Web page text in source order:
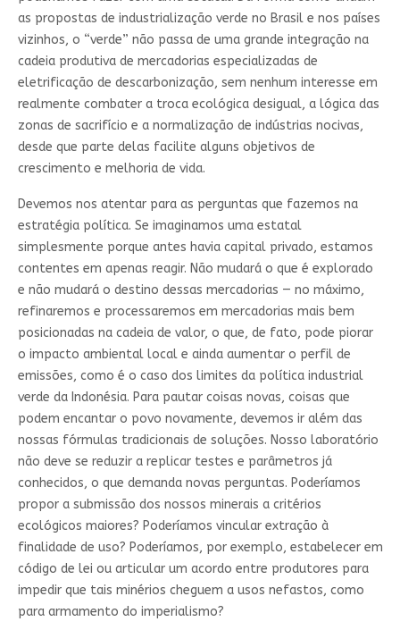
as propostas de industrialização verde no Brasil e nos países
vizinhos, o “verde” não passa de uma grande integração na
cadeia produtiva de mercadorias especializadas de
eletrificação de descarbonização, sem nenhum interesse em
realmente combater a troca ecológica desigual, a lógica das
zonas de sacrifício e a normalização de indústrias nocivas,
desde que parte delas facilite alguns objetivos de
crescimento e melhoria de vida.
Devemos nos atentar para as perguntas que fazemos na
estratégia política. Se imaginamos uma estatal
simplesmente porque antes havia capital privado, estamos
contentes em apenas reagir. Não mudará o que é explorado
e não mudará o destino dessas mercadorias — no máximo,
refinaremos e processaremos em mercadorias mais bem
posicionadas na cadeia de valor, o que, de fato, pode piorar
o impacto ambiental local e ainda aumentar o perfil de
emissões, como é o caso dos limites da política industrial
verde da Indonésia. Para pautar coisas novas, coisas que
podem encantar o povo novamente, devemos ir além das
nossas fórmulas tradicionais de soluções. Nosso laboratório
não deve se reduzir a replicar testes e parâmetros já
conhecidos, o que demanda novas perguntas. Poderíamos
propor a submissão dos nossos minerais a critérios
ecológicos maiores? Poderíamos vincular extração à
finalidade de uso? Poderíamos, por exemplo, estabelecer em
código de lei ou articular um acordo entre produtores para
impedir que tais minérios cheguem a usos nefastos, como
para armamento do imperialismo?